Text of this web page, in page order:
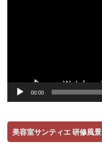
00:00
美容室サンティエ 研修風景